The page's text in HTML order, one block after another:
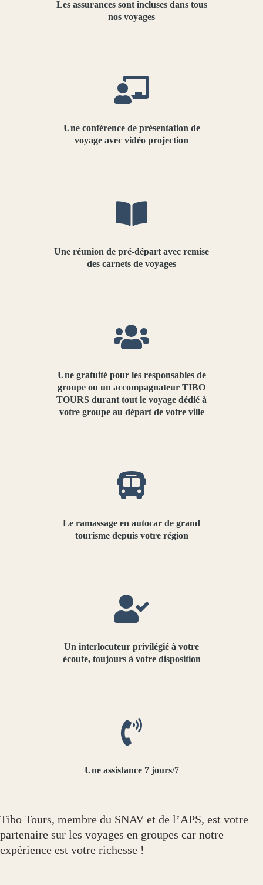
Les assurances sont incluses dans tous
nos voyages
Une conférence de présentation de
voyage avec vidéo projection
Une réunion de pré-départ avec remise
des carnets de voyages
Une gratuité pour les responsables de
groupe ou un accompagnateur TIBO
TOURS durant tout le voyage dédié à
votre groupe au départ de votre ville
Le ramassage en autocar de grand
tourisme depuis votre région
Un interlocuteur privilégié à votre
écoute, toujours à votre disposition
Une assistance 7 jours/7
Tibo Tours, membre du SNAV et de l’APS, est votre
partenaire sur les voyages en groupes car notre
expérience est votre richesse !